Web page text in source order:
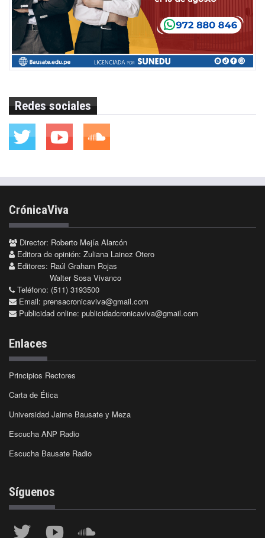
Redes sociales
CrónicaViva
Director: Roberto Mejía Alarcón
Editora de opinión: Zuliana Lainez Otero
Editores: Raúl Graham Rojas
Walter Sosa Vivanco
Teléfono: (511) 3193500
Email: prensacronicaviva@gmail.com
Publicidad online: publicidadcronicaviva@gmail.com
Enlaces
Principios Rectores
Carta de Ética
Universidad Jaime Bausate y Meza
Escucha ANP Radio
Escucha Bausate Radio
Síguenos